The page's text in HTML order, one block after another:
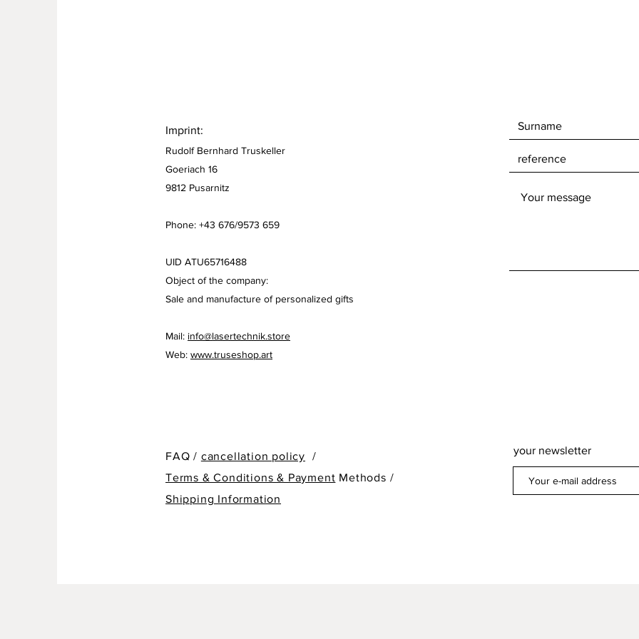
Imprint:
Rudolf Bernhard Truskeller
Goeriach 16
9812 Pusarnitz
Phone: +43 676/9573 659
UID ATU65716488
Object of the company:
Sale and manufacture of personalized gifts
Mail: info@lasertechnik.store
Web: www.truseshop.art
FAQ / cancellation policy
/
Terms & Conditions & Payment Methods /
Shipping Information
your newsletter